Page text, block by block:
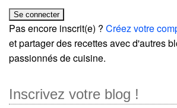
Pas encore inscrit(e) ? Créez votre
et partager des recettes avec d'autres
passionnés de cuisine.
Inscrivez votre blog !